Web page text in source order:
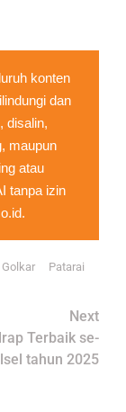
konten
dan
disalin,
maupun
atau
tanpa izin
Patarai
Next
Terbaik se-
tahun 2025